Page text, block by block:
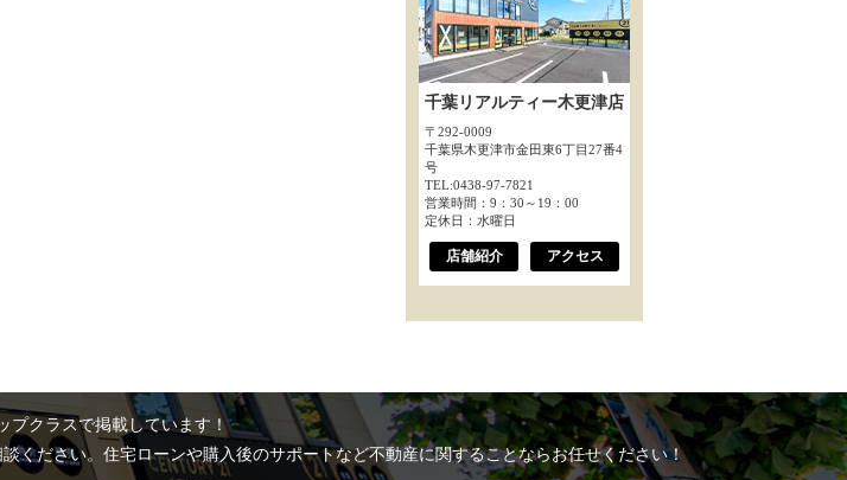
千葉リアルティー木更津店
〒292-0009
千葉県木更津市金田東6丁目27番4
号
TEL:0438-97-7821
営業時間：9：30～19：00
定休日：水曜日
店舗紹介 アクセス
プクラスで掲載しています！
ください。住宅ローンや購入後のサポートなど不動産に関することならお任せください！